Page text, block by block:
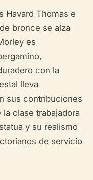
Havard Thomas e
bronce se alza
es
con la
lleva
sus contribuciones
clase trabajadora
y su realismo
de servicio